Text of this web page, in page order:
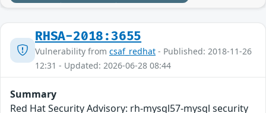
RHSA-2018:3655
Vulnerability from csaf_redhat - Published: 2018-11-26
12:31 - Updated: 2026-06-28 08:44
Summary
Red Hat Security Advisory: rh-mysql57-mysql security